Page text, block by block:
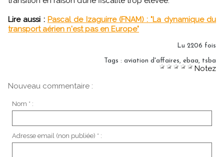
Lire aussi : Pascal de Izaguirre (FNAM) : "La dynamique du
transport aérien n'est pas en Europe"
Lu 2206 fois
Tags : aviation d'affaires, ebaa, tsba
Notez
Nouveau commentaire :
Nom * :
Adresse email (non publiée) * :